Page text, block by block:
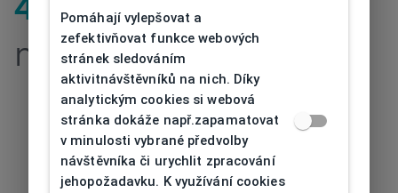
404| Stránka
nenalezena
Pomáhají vylepšovat a
zefektivňovat funkce webových
stránek sledováním
aktivitnávštěvníků na nich. Díky
analytickým cookies si webová
stránka dokáže např.zapamatovat
v minulosti vybrané předvolby
návštěvníka či urychlit zpracování
jehopožadavku. K využívání cookies